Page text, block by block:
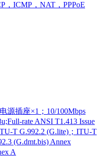
，ICMP，NAT，PPPoE
源插座×1；10/100Mbps
rate ANSI T1.413 Issue
T G.992.2 (G.lite)；ITU-T
(G.dmt.bis) Annex
A